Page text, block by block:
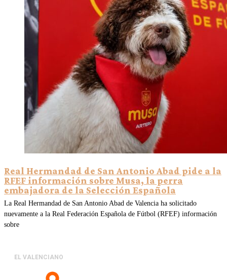
Real Hermandad de San Antonio Abad pide a la
RFEF información sobre Musa, la perra
embajadora de la Selección Española
La Real Hermandad de San Antonio Abad de Valencia ha solicitado
nuevamente a la Real Federación Española de Fútbol (RFEF) información
sobre
EL VALENCIANO